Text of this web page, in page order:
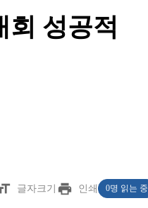
회 성공적
글자크기 print 인쇄 0명 읽는 중